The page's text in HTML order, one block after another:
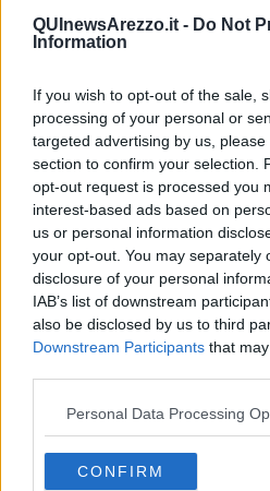
QUInewsArezzo.it - Do Not
Information
If you wish to opt-out of the sale,
processing of your personal or
targeted advertising by us,
section to confirm your selection.
opt-out request is processed you
interest-based ads based on
us or personal information
your opt-out. You may separately
disclosure of your personal
IAB’s list of downstream
also be disclosed by us to third
Downstream Participants that
Personal Data Processing
CONFIRM
Contemporaneamente alla
superiore a 60 anni, se è un
rientra in una delle altre categorie
vaccinazione.«Voglio invitare i
persone anziane che non lo hanno
due giorni messi a disposizione per
modo semplice e rapido senza
prenotazione come avviene
Sanitaria Asl Tse, Assunta De Luca
più efficace e sicuro di prevenzione
soprattutto, delle forme più gravi e
particolare i soggetti fragili e gli
«La vaccinazione – puntualizza la
Direttore U.O.C. Igiene e Sanità
inoltre le riacutizzazioni di malattia nei
immunocompromessi, diabetici,
cronica ostruttiva».
Chi fosse interessato alla